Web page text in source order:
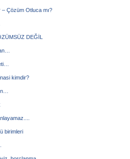
– Çözüm Otluca mı?
DEĞİL
kimdir?
birimleri